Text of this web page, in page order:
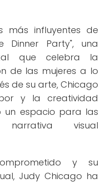
más influyentes de
Dinner Party", una
que celebra la
de las mujeres a lo
de su arte, Chicago
y la creatividad
un espacio para las
visual
y su
Judy Chicago ha